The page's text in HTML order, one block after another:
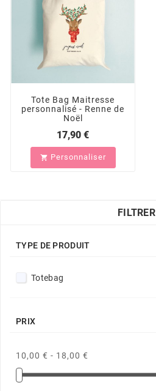
Tote Bag Maitresse
personnalisé - Renne de
Noël
17,90 €
 Personnaliser
FILTRER
TYPE DE PRODUIT
Totebag
PRIX
10,00 € - 18,00 €